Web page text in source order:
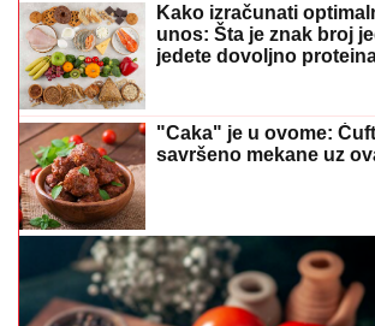
Kako izračunati
unos: Šta je znak broj
jedete dovoljno
"Caka" je u ovome:
savršeno mekane uz